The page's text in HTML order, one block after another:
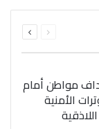
الصفحةالصفحة
مواطن أمام
الأمنية